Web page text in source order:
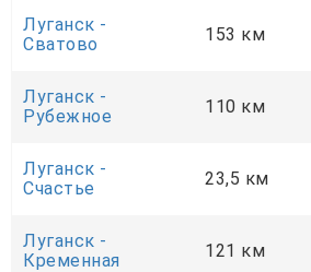
Луганск -
Сватово
153 км
Луганск -
Рубежное
110 км
Луганск -
Счастье
23,5 км
Луганск -
Кременная
121 км